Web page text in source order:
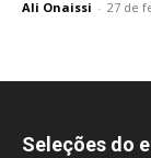
Ali Onaissi - 27 de
Seleções do